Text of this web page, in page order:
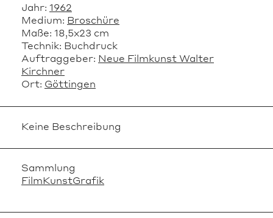
Jahr: 1962
Medium: Broschüre
Maße: 18,5x23 cm
Technik: Buchdruck
Auftraggeber: Neue Filmkunst Walter
Kirchner
Ort: Göttingen
Keine Beschreibung
Sammlung
FilmKunstGrafik